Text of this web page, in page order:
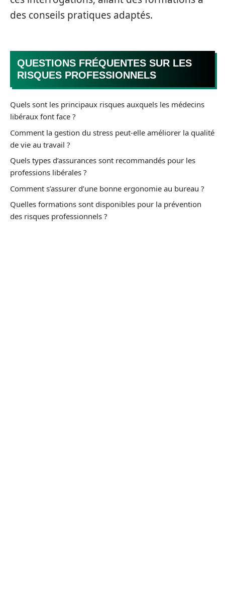
des conseils pratiques adaptés.
QUESTIONS FRÉQUENTES SUR LES
RISQUES PROFESSIONNELS
Quels sont les principaux risques auxquels les médecins
libéraux font face ?
Comment la gestion du stress peut-elle améliorer la qualité
de vie au travail ?
Quels types d’assurances sont recommandés pour les
professions libérales ?
Comment s’assurer d’une bonne ergonomie au bureau ?
Quelles formations sont disponibles pour la prévention
des risques professionnels ?